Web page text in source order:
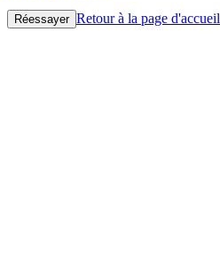
Réessayer Retour à la page d'accueil